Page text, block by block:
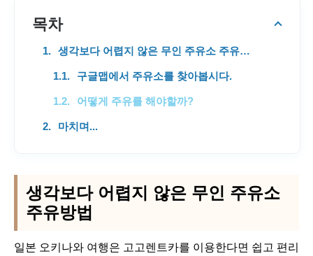
목차
생각보다 어렵지 않은 무인 주유소 주유방법
구글맵에서 주유소를 찾아봅시다.
어떻게 주유를 해야할까?
마치며...
생각보다 어렵지 않은 무인 주유소
주유방법
일본 오키나와 여행은 고고렌트카를 이용한다면 쉽고 편리